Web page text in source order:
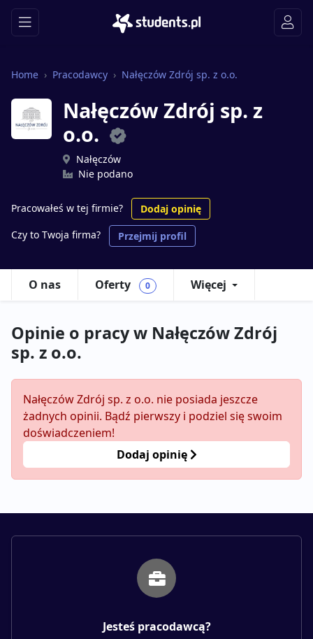
Home Pracodawcy Nałęczów Zdrój sp. z o.o.
Nałęczów Zdrój sp. z
o.o.
Nałęczów
Nie podano
Pracowałeś w tej firmie?
Dodaj opinię
Czy to Twoja firma?
Przejmij profil
O nas Oferty 0 Więcej
Opinie o pracy w Nałęczów Zdrój
sp. z o.o.
Nałęczów Zdrój sp. z o.o. nie posiada jeszcze
żadnych opinii. Bądź pierwszy i podziel się swoim
doświadczeniem!
Dodaj opinię
Jesteś pracodawcą?